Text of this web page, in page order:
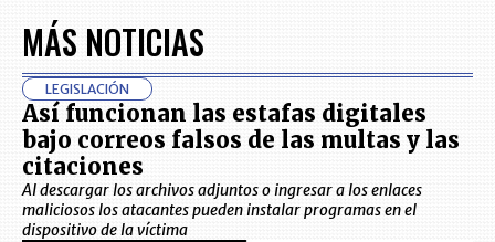
MÁS NOTICIAS
LEGISLACIÓN
Así funcionan las estafas digitales
bajo correos falsos de las multas y las
citaciones
Al descargar los archivos adjuntos o ingresar a los enlaces
maliciosos los atacantes pueden instalar programas en el
dispositivo de la víctima